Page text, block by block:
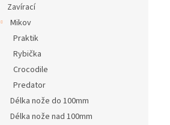
Zavírací
Mikov
Praktik
Rybička
Crocodile
Predator
Délka nože do 100mm
Délka nože nad 100mm